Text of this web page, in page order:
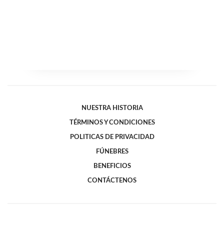
NUESTRA HISTORIA
TÉRMINOS Y CONDICIONES
POLITICAS DE PRIVACIDAD
FÚNEBRES
BENEFICIOS
CONTÁCTENOS